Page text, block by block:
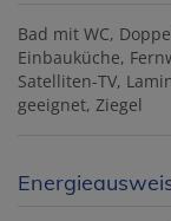
Bad mit WC
Einbauküche
Satelliten-TV
geeignet Ziegel